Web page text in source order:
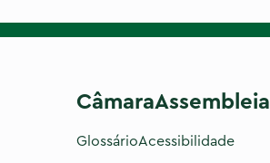
CâmaraAssembleia
GlossárioAcessibilidade